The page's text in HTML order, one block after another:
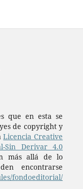
que en esta se
de copyright y
Licencia Creative
Sin Derivar 4.0
más allá de lo
encontrarse
fondoeditorial/